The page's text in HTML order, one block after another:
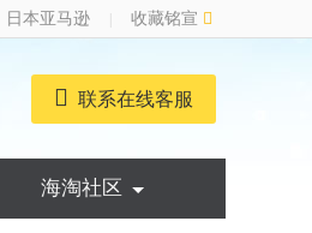
日本亚马逊
收藏铭宣
联系在线客服
海淘社区